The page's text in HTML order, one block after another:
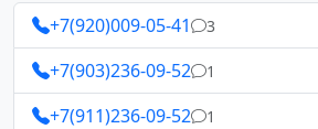
+7(920)009-05-41 3
+7(903)236-09-52 1
+7(911)236-09-52 1